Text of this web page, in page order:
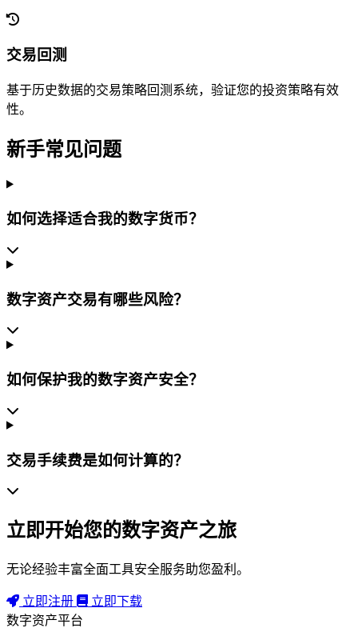
交易回测
基于历史数据的交易策略回测系统，验证您的投资策略有效
性。
新手常见问题
如何选择适合我的数字货币？
数字资产交易有哪些风险？
如何保护我的数字资产安全？
交易手续费是如何计算的？
立即开始您的数字资产之旅
无论经验丰富全面工具安全服务助您盈利。
立即注册
立即下载
数字资产平台